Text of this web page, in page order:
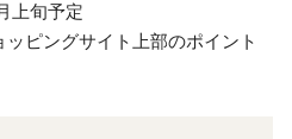
上旬予定
ピングサイト上部のポイント